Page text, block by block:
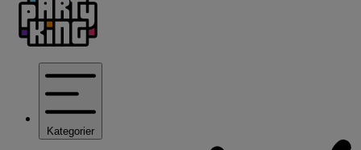
Kategorier